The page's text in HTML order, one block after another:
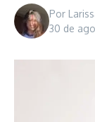
Por
30 de